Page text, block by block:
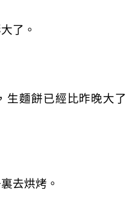
了。
生麵餅已經比昨晚大了
去烘烤。